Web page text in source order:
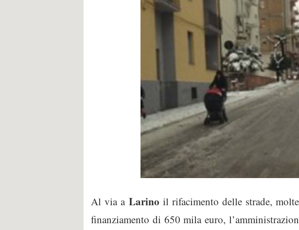
Al via a Larino il rifacimento delle strade,
finanziamento di 650 mila euro,